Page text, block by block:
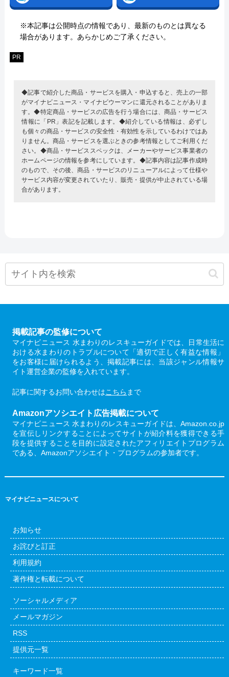
※本記事は公開時点の情報であり、最新のものとは異なる
場合があります。あらかじめご了承ください。
PR
◆記事で紹介した商品・サービスを購入・申込すると、売上の一部
がマイナビニュース・マイナビウーマンに還元されることがありま
す。◆特定商品・サービスの広告を行う場合には、商品・サービス
情報に「PR」表記を記載します。◆紹介している情報は、必ずし
も個々の商品・サービスの安全性・有効性を示しているわけではあ
りません。商品・サービスを選ぶときの参考情報としてご利用くだ
さい。◆商品・サービススペックは、メーカーやサービス事業者の
ホームページの情報を参考にしています。◆記事内容は記事作成時
のもので、その後、商品・サービスのリニューアルによって仕様や
サービス内容が変更されていたり、販売・提供が中止されている場
合があります。
掲載記事の監修について
マイナビニュース 水まわりのレスキューガイドでは、日常生活に
おける水まわりのトラブルについて「適切で正しく有益な情報」
をお客様に届けられるよう、掲載記事には、当該ジャンル情報サ
イト運営企業の監修を入れています。
記事に関するお問い合わせはこちら まで
Amazonアソシエイト広告掲載について
マイナビニュース 水まわりのレスキューガイドは、Amazon.co.jp
を宣伝しリンクすることによってサイトが紹介料を獲得できる手
段を提供することを目的に設定されたアフィリエイトプログラム
である、Amazonアソシエイト・プログラムの参加者です。
マイナビニュースについて
お知らせ
お詫びと訂正
利用規約
著作権と転載について
ソーシャルメディア
メールマガジン
RSS
提供元一覧
キーワード一覧